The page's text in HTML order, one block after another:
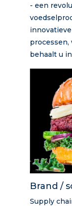
- een
behaalt u
Brand /
Supply